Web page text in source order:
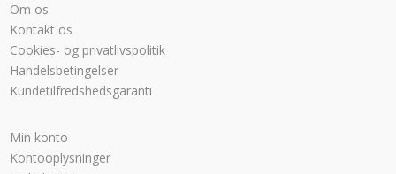
Om os
Kontakt os
Cookies- og privatlivspolitik
Handelsbetingelser
Kundetilfredshedsgaranti
Min konto
Kontooplysninger